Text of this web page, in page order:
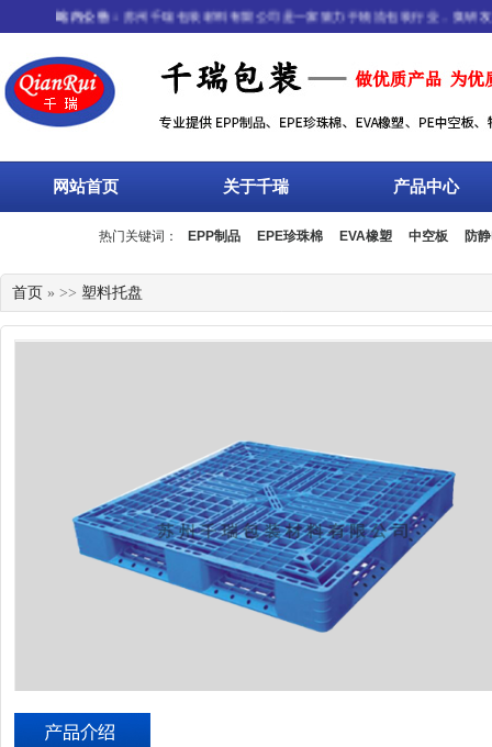
站内公告：苏州千瑞包装材料有限公司是一家致力于物流包装行业，集研发
网站首页 关于千瑞 产品中心
热门关键词： EPP制品 EPE珍珠棉 EVA橡塑 中空板 防
流箱
首页 » >> 塑料托盘